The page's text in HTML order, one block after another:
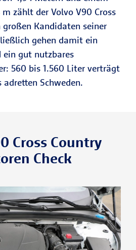
zählt der Volvo V90 Cross
großen Kandidaten seiner
gehen damit ein
gut nutzbares
560 bis 1.560 Liter verträgt
Schweden.
Cross Country
Check